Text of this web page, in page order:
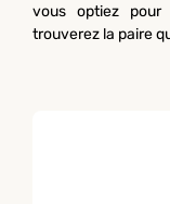
vous optiez
trouverez la paire